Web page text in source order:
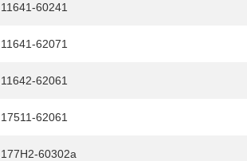
11641-60241
11641-62071
11642-62061
17511-62061
177H2-60302a